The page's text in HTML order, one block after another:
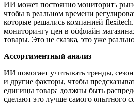
ИИ может постоянно мониторить
чтобы в реальном времени
которые решались компанией
мониторингу цен в оффлайн
товары. Это не сказка, это уже
Ассортиментный анализ
ИИ помогает учитывать тренды,
и другие факторы, чтобы
единицы товара должны быть
сделают это лучше самого опытного